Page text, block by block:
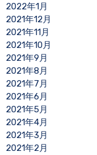
2022年1月
2021年12月
2021年11月
2021年10月
2021年9月
2021年8月
2021年7月
2021年6月
2021年5月
2021年4月
2021年3月
2021年2月